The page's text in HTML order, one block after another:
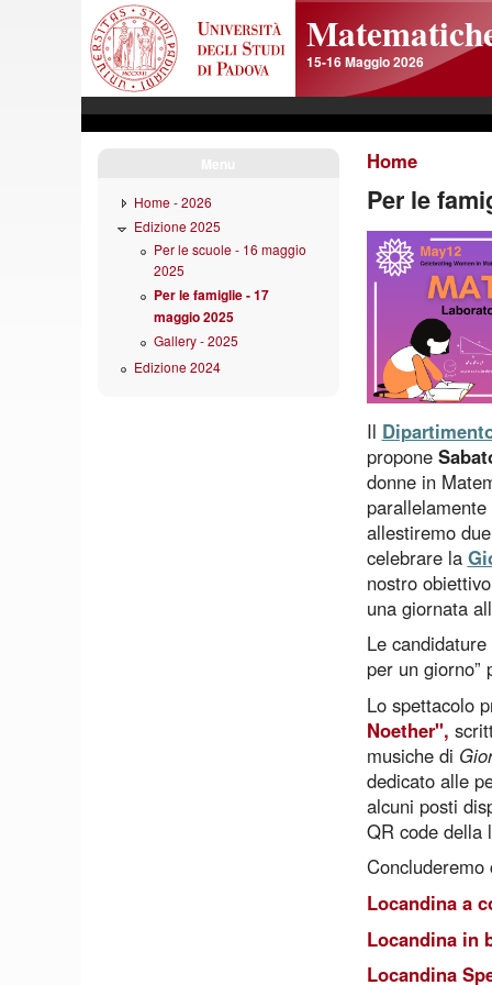
15-16 Maggio 2026
Home
Per le
Il
propone
donne in
allestiremo
celebrare la
nostro
una giornata
Le
per un
Lo spettacolo
Noether",
musiche di
dedicato alle
alcuni posti
QR code della
Locandina a
Locandina in
Locandina
Home - 2026
Edizione 2025
Per le scuole - 16 maggio
2025
Per le famiglie - 17
maggio 2025
Gallery - 2025
Edizione 2024